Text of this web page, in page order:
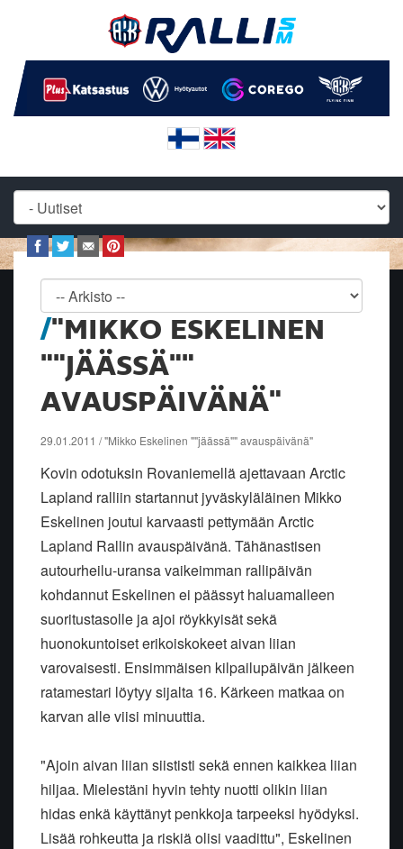
"MIKKO ESKELINEN
""JÄÄSSÄ""
AVAUSPÄIVÄNÄ"
29.01.2011 / "Mikko Eskelinen ""jäässä"" avauspäivänä"
Kovin odotuksin Rovaniemellä ajettavaan Arctic
Lapland ralliin startannut jyväskyläläinen Mikko
Eskelinen joutui karvaasti pettymään Arctic
Lapland Rallin avauspäivänä. Tähänastisen
autourheilu-uransa vaikeimman rallipäivän
kohdannut Eskelinen ei päässyt haluamalleen
suoritustasolle ja ajoi röykkyisät sekä
huonokuntoiset erikoiskokeet aivan liian
varovaisesti. Ensimmäisen kilpailupäivän jälkeen
ratamestari löytyy sijalta 16. Kärkeen matkaa on
karvan alle viisi minuuttia.
"Ajoin aivan liian siististi sekä ennen kaikkea liian
hiljaa. Mielestäni hyvin tehty nuotti olikin liian
hidas enkä käyttänyt penkkoja tarpeeksi hyödyksi.
Lisää rohkeutta ja riskiä olisi vaadittu", Eskelinen